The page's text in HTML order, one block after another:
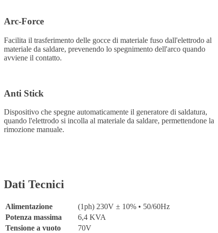
Arc-Force
Facilita il trasferimento delle gocce di materiale fuso dall'elettrodo al
materiale da saldare, prevenendo lo spegnimento dell'arco quando
avviene il contatto.
Anti Stick
Dispositivo che spegne automaticamente il generatore di saldatura,
quando l'elettrodo si incolla al materiale da saldare, permettendone la
rimozione manuale.
Dati Tecnici
Alimentazione
(1ph) 230V ± 10% • 50/60Hz
Potenza massima
6,4 KVA
Tensione a vuoto
70V